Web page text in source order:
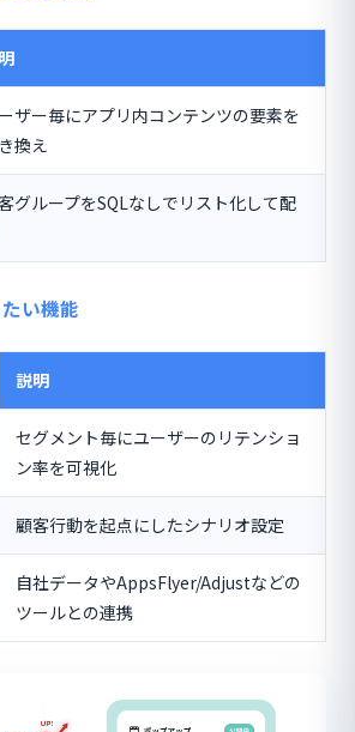
ザー毎にアプリ内コンテンツの要素を
換え
グループをSQLなしでリスト化して配
い機能
説明
セグメント毎にユーザーのリテンショ
ン率を可視化
顧客行動を起点にしたシナリオ設定
自社データやAppsFlyer/Adjustなどの
ツールとの連携